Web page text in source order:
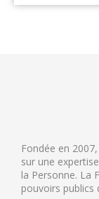
Fondée en
sur une
la Personne. La
pouvoirs publics